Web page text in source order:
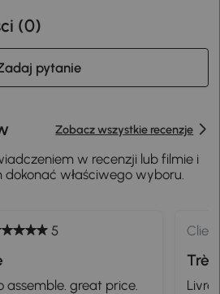
(0)
pytanie
Zobacz wszystkie recenzje
w recenzji lub filmie i
właściwego wyboru.
5
assemble. great price.